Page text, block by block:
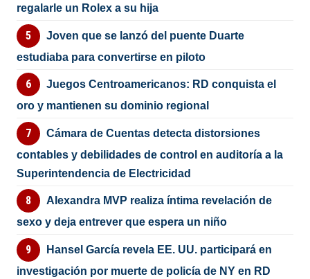
regalarle un Rolex a su hija
Joven que se lanzó del puente Duarte
estudiaba para convertirse en piloto
Juegos Centroamericanos: RD conquista el
oro y mantienen su dominio regional
Cámara de Cuentas detecta distorsiones
contables y debilidades de control en auditoría a la
Superintendencia de Electricidad
Alexandra MVP realiza íntima revelación de
sexo y deja entrever que espera un niño
Hansel García revela EE. UU. participará en
investigación por muerte de policía de NY en RD